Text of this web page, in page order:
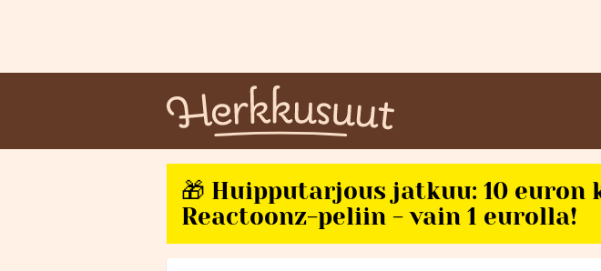
🎁 Huipputarjous jatkuu: 10 euron
Reactoonz-peliin - vain 1 eurolla!